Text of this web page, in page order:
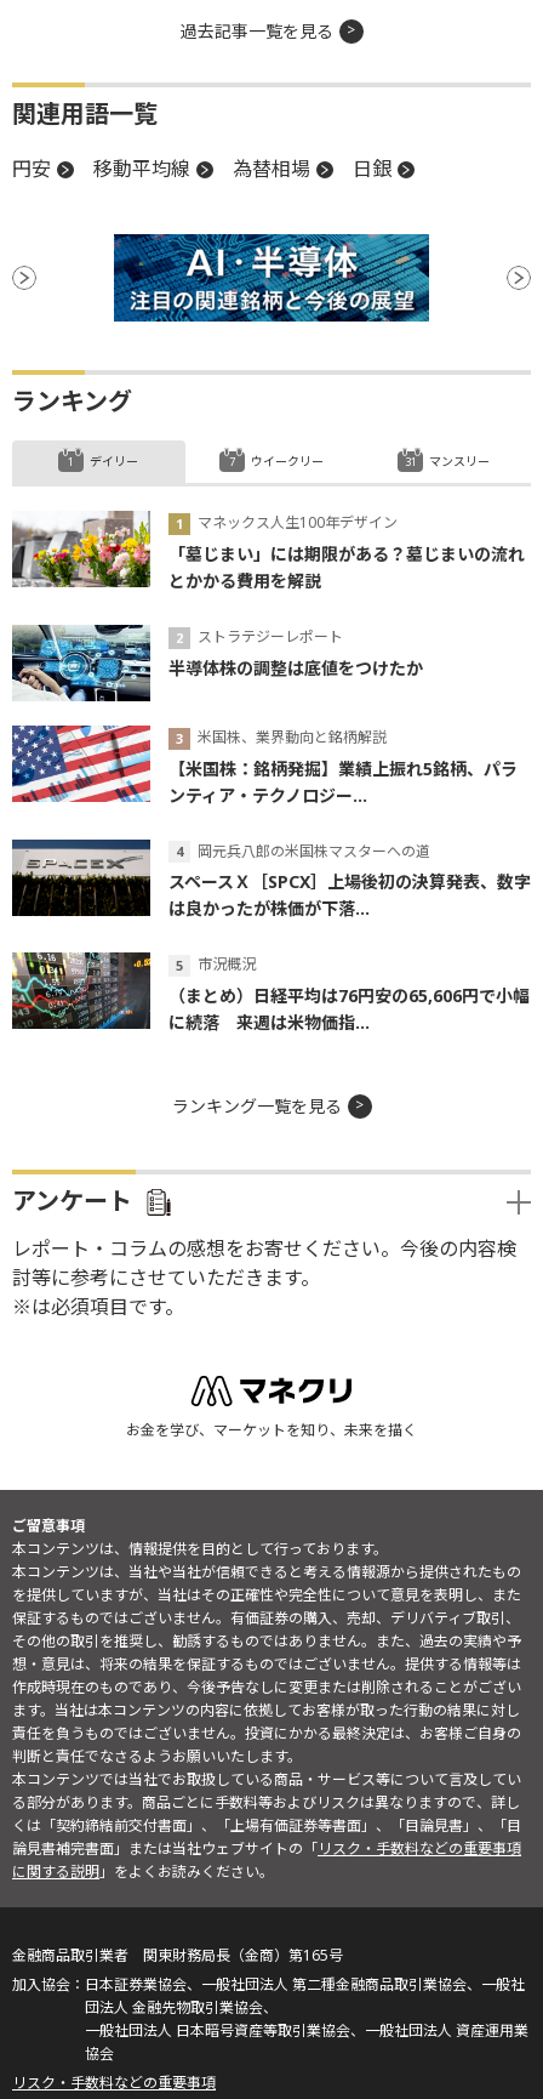
過去記事一覧を見る
関連用語一覧
円安 移動平均線 為替相場 日銀
ランキング
デイリー
マネックス人生100年デザイン
「墓じまい」には期限がある？墓じまいの流れ
とかかる費用を解説
ストラテジーレポート
半導体株の調整は底値をつけたか
米国株、業界動向と銘柄解説
【米国株：銘柄発掘】業績上振れ5銘柄、パラ
ンティア・テクノロジー...
岡元兵八郎の米国株マスターへの道
スペースＸ［SPCX］上場後初の決算発表、数字
は良かったが株価が下落...
市況概況
（まとめ）日経平均は76円安の65,606円で小幅
に続落 来週は米物価指...
ウイークリー マンスリー
ランキング一覧を見る
アンケート
レポート・コラムの感想をお寄せください。今後の内容検
討等に参考にさせていただきます。
※は必須項目です。
お金を学び、マーケットを知り、未来を描く
ご留意事項
本コンテンツは、情報提供を目的として行っております。
本コンテンツは、当社や当社が信頼できると考える情報源から提供されたもの
を提供していますが、当社はその正確性や完全性について意見を表明し、また
保証するものではございません。有価証券の購入、売却、デリバティブ取引、
その他の取引を推奨し、勧誘するものではありません。また、過去の実績や予
想・意見は、将来の結果を保証するものではございません。提供する情報等は
作成時現在のものであり、今後予告なしに変更または削除されることがござい
ます。当社は本コンテンツの内容に依拠してお客様が取った行動の結果に対し
責任を負うものではございません。投資にかかる最終決定は、お客様ご自身の
判断と責任でなさるようお願いいたします。
本コンテンツでは当社でお取扱している商品・サービス等について言及してい
る部分があります。商品ごとに手数料等およびリスクは異なりますので、詳し
くは「契約締結前交付書面」、「上場有価証券等書面」、「目論見書」、「目
論見書補完書面」または当社ウェブサイトの「リスク・手数料などの重要事項
に関する説明」をよくお読みください。
金融商品取引業者 関東財務局長（金商）第165号
日本証券業協会、一般社団法人 第二種金融商品取引業協会、一般社
団法人 金融先物取引業協会、
一般社団法人 日本暗号資産等取引業協会、一般社団法人 資産運用業
協会
リスク・手数料などの重要事項